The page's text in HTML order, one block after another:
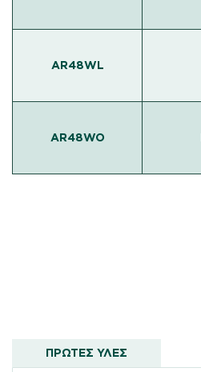
AR48WL
AR48WO
ΠΡΩΤΕΣ ΥΛΕΣ